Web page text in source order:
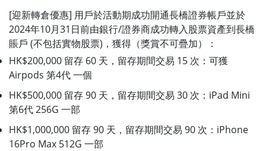
[迎新轉倉優惠] 用戶於活動期成功開通長橋證券帳戶並於
2024年10月31日前由銀行/證券商成功轉入股票資產到長橋
賬戶 (不包括實物股票)，獲得（獎賞不可疊加）：
HK$200,000 留存 60 天，留存期間交易 15 次：可獲
Airpods 第4代 一個
HK$500,000 留存 90 天，留存期間交易 30 次：iPad Mini
第6代 256G 一部
HK$1,000,000 留存 90 天，留存期間交易 90 次：iPhone
16Pro Max 512G 一部